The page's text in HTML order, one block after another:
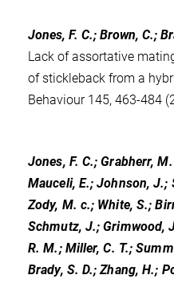
Jones, F. C.; Brown, C.;
Lack of assortative
of stickleback from a
Behaviour 145, 463-484
Jones, F. C.; Grabherr,
Mauceli, E.; Johnson,
Zody, M. c.; White, S.;
Schmutz, J.; Grimwood,
R. M.; Miller, C. T.;
Brady, S. D.; Zhang, H.;